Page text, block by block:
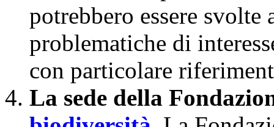
potrebbero essere
problematiche di
con particolare
La sede della